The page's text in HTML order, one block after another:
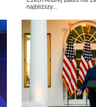
najbliższy...